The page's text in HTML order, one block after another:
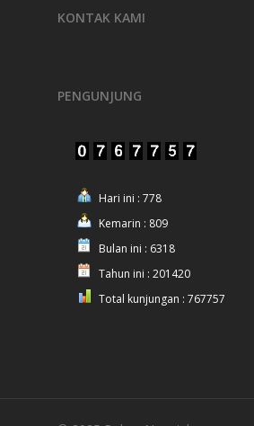
KONTAK KAMI
PENGUNJUNG
Hari ini : 778
Kemarin : 809
Bulan ini : 6318
Tahun ini : 201420
Total kunjungan : 767757